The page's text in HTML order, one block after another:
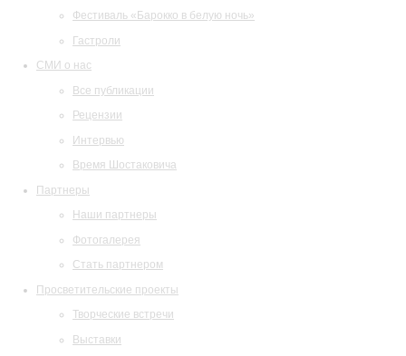
Фестиваль «Барокко в белую ночь»
Гастроли
СМИ о нас
Все публикации
Рецензии
Интервью
Время Шостаковича
Партнеры
Наши партнеры
Фотогалерея
Стать партнером
Просветительские проекты
Творческие встречи
Выставки